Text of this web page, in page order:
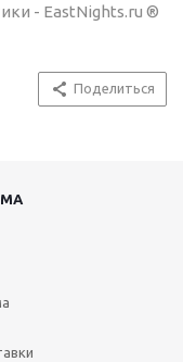
- EastNights.ru ®
Поделиться